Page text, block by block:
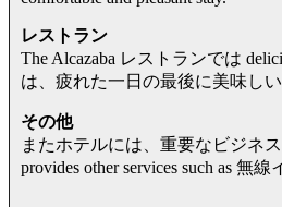
レストラン
The Alcazaba レストランでは
は、疲れた一日の最後に美味し
その他
またホテルには、重要なビジネ
provides other services such as